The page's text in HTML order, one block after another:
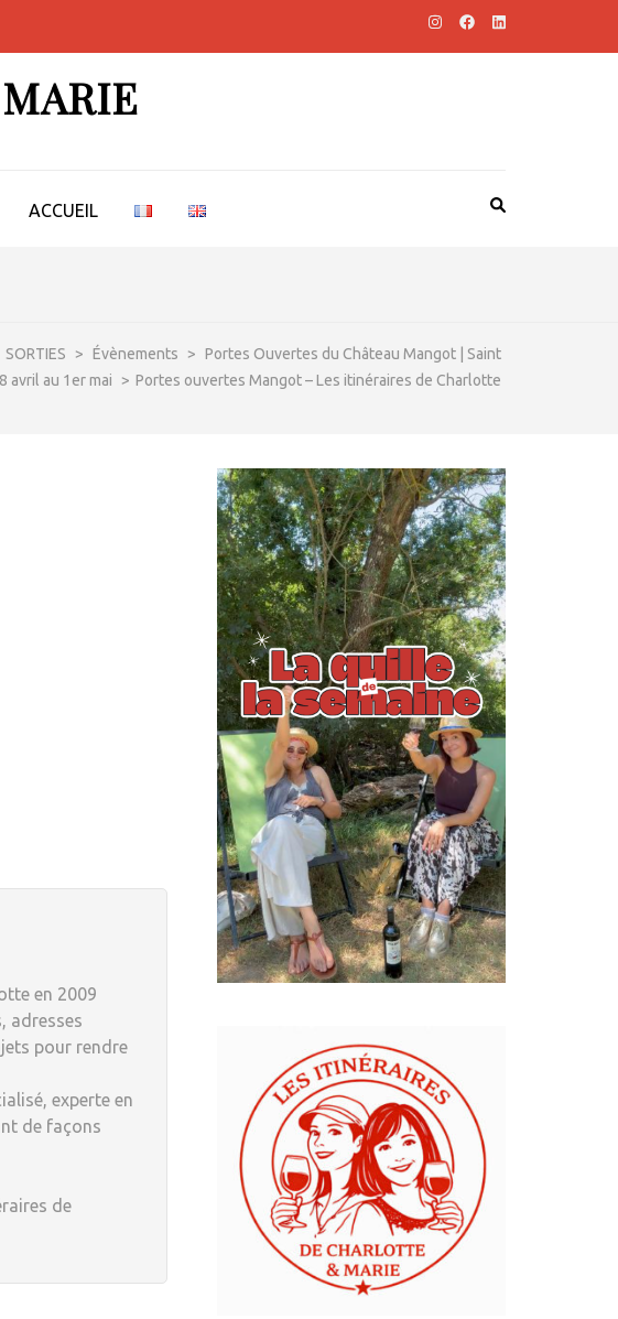
ACCUEIL
SORTIES > Évènements > Portes Ouvertes du Château Mangot | Saint
avril au 1er mai
> Portes ouvertes Mangot – Les itinéraires de Charlotte
en 2009
adresses
pour rendre
experte en
de façons
de